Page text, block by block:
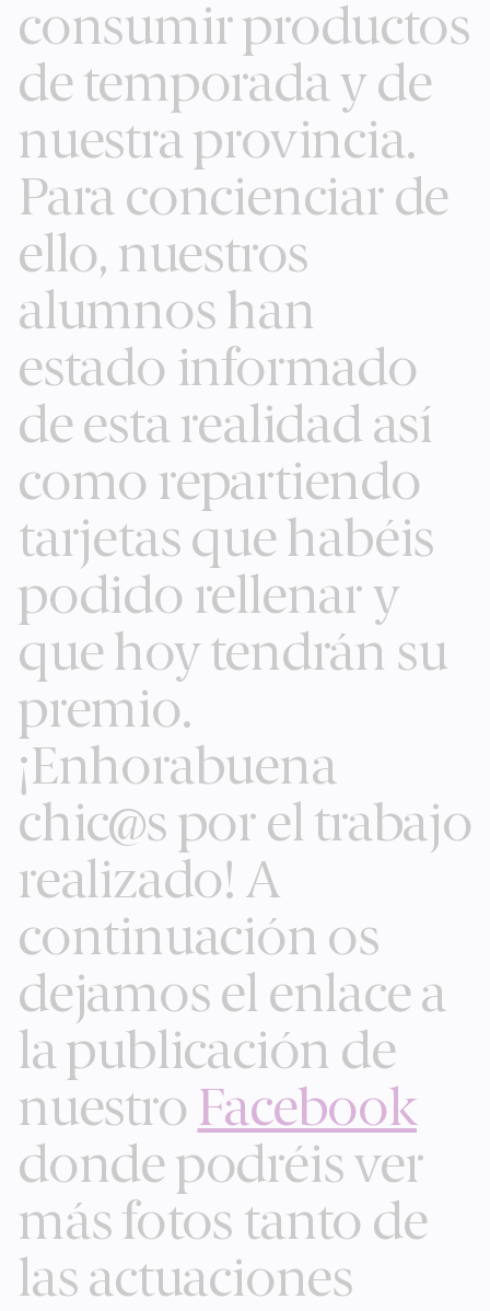
consumir productos
de temporada y de
nuestra provincia.
Para concienciar de
ello, nuestros
alumnos han
estado informado
de esta realidad así
como repartiendo
tarjetas que habéis
podido rellenar y
que hoy tendrán su
premio.
¡Enhorabuena
chic@s por el trabajo
realizado! A
continuación os
dejamos el enlace a
la publicación de
nuestro Facebook
donde podréis ver
más fotos tanto de
las actuaciones